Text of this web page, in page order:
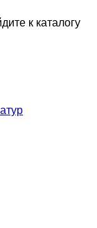
к каталогу